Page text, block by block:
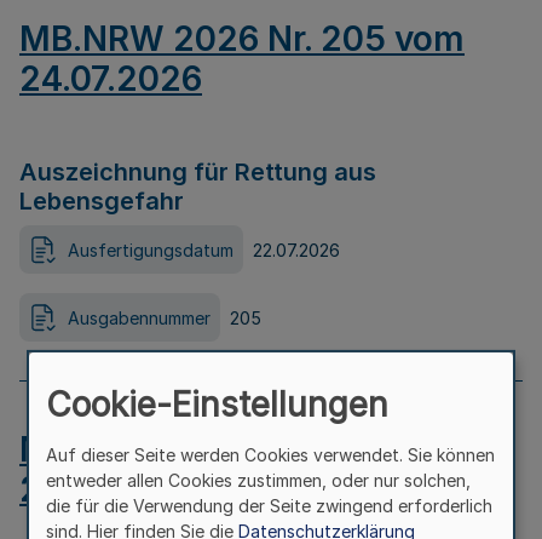
MB.NRW 2026 Nr. 205 vom
24.07.2026
Auszeichnung für Rettung aus
Lebensgefahr
Ausfertigungsdatum 22.07.2026
Ausgabennummer 205
MB.NRW 2026 Nr. 204 vom
24.07.2026
Cookie-Einstellungen
Auf dieser Seite werden Cookies verwendet. Sie können
entweder allen Cookies zustimmen, oder nur solchen,
die für die Verwendung der Seite zwingend erforderlich
sind. Hier finden Sie die Datenschutzerklärung